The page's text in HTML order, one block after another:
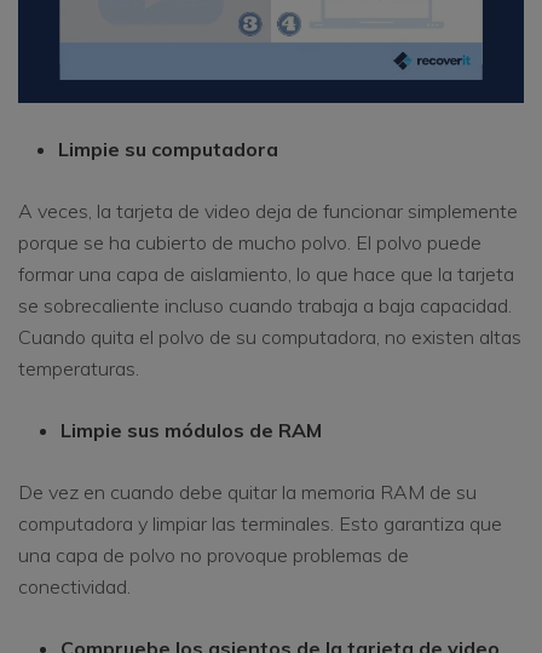
Limpie su computadora
A veces, la tarjeta de video deja de funcionar simplemente
porque se ha cubierto de mucho polvo. El polvo puede
formar una capa de aislamiento, lo que hace que la tarjeta
se sobrecaliente incluso cuando trabaja a baja capacidad.
Cuando quita el polvo de su computadora, no existen altas
temperaturas.
Limpie sus módulos de RAM
De vez en cuando debe quitar la memoria RAM de su
computadora y limpiar las terminales. Esto garantiza que
una capa de polvo no provoque problemas de
conectividad.